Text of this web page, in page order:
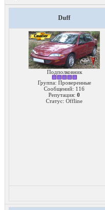
Duff
Подполковник
Группа: Проверенные
Сообщений: 116
Репутация: 0
Статус: Offline